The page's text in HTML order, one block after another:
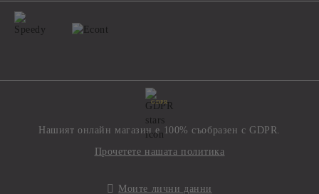
GDPR
Нашият онлайн магазин е 100% съобразен с GDPR.
Прочетете нашата политика
Моите лични данни